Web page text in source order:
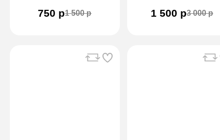
750 р1 500 р 1 500 р3 000 р